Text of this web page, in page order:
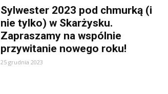
Sylwester 2023 pod chmurką (i
nie tylko) w Skarżysku.
Zapraszamy na wspólnie
przywitanie nowego roku!
25 grudnia 2023